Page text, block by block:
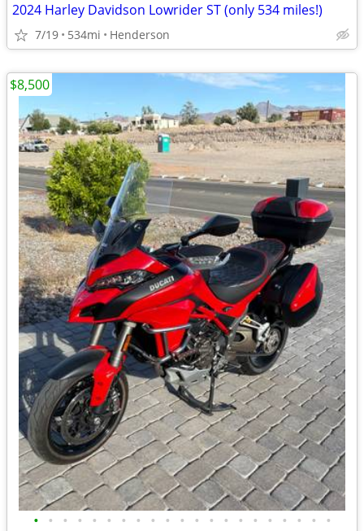
2024 Harley Davidson Lowrider ST (only 534 miles!)
7/19 534mi Henderson
• • • • • • • • • • • • • • • • • • • • •
$8,500